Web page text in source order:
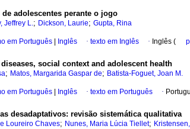
adolescentes perante o jogo
Jeffrey L.; Dickson, Laurie; Gupta, Rina
em Português Inglês · texto em Inglês · Inglês (
social context and adolescent health
; Matos, Margarida Gaspar de; Batista-Foguet, Joan M.
em Português Inglês · texto em Português ·
desadaptativos: revisão sistemática qualitativa
Loureiro Chaves; Nunes, Maria Lúcia Tiellet;